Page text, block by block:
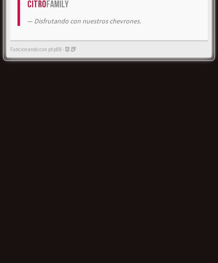
CitröFamily
Disfrutando con nuestros chevrones.
Funcionando con phpBB -